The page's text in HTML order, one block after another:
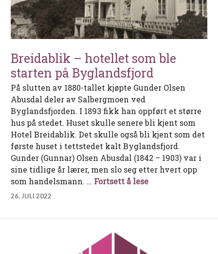
Breidablik – hotellet som ble
starten på Byglandsfjord
På slutten av 1880-tallet kjøpte Gunder Olsen
Abusdal deler av Salbergmoen ved
Byglandsfjorden. I 1893 fikk han oppført et større
hus på stedet. Huset skulle senere bli kjent som
Hotel Breidablik. Det skulle også bli kjent som det
første huset i tettstedet kalt Byglandsfjord.
Gunder (Gunnar) Olsen Abusdal (1842 – 1903) var i
sine tidlige år lærer, men slo seg etter hvert opp
som handelsmann. … Fortsett å leseBreidablik –
26. JULI 2022